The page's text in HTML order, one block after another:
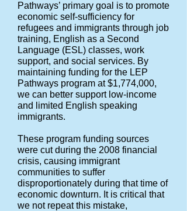
Pathways’ primary goal is to promote
economic self-sufficiency for
refugees and immigrants through job
training, English as a Second
Language (ESL) classes, work
support, and social services. By
maintaining funding for the LEP
Pathways program at $1,774,000,
we can better support low-income
and limited English speaking
immigrants.
These program funding sources
were cut during the 2008 financial
crisis, causing immigrant
communities to suffer
disproportionately during that time of
economic downturn. It is critical that
we not repeat this mistake,